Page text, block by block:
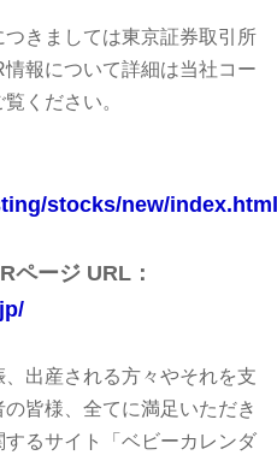
きましては東京証券取引所
報について詳細は当社コー
ください。
stocks/new/index.html
ページ URL：
出産される方々やそれを支
皆様、全てに満足いただき
るサイト「ベビーカレンダ